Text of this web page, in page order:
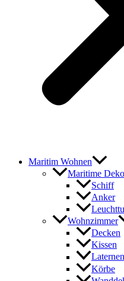
Maritim Wohnen
Maritime Deko
Schiff
Anker
Wohnzimmer
Decken
Kissen
Laternen
Körbe